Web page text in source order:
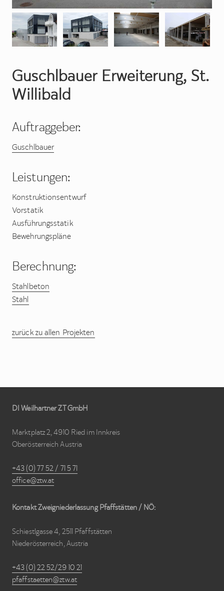
Guschlbauer Erweiterung, St.
Willibald
Auftraggeber:
Guschlbauer
Leistungen:
Konstruktionsentwurf
Vorstatik
Ausführungsstatik
Bewehrungspläne
Berechnung:
Stahlbeton
Stahl
zurück zu allen Projekten
Site
DI Weilhartner ZT GmbH
Marktplatz 2, 4910 Ried im Innkreis
Oberösterreich Austria
+43 (0) 77 52 / 71 5 71
office@ztw.at
Kontakt Zweigniederlassung Pfaffstätten / NÖ:
Schiestlgasse 4, 2511 Pfaffstätten
Niederösterreich, Austria
+43 (0) 22 52/29 10 21
pfaffstaetten@ztw.at